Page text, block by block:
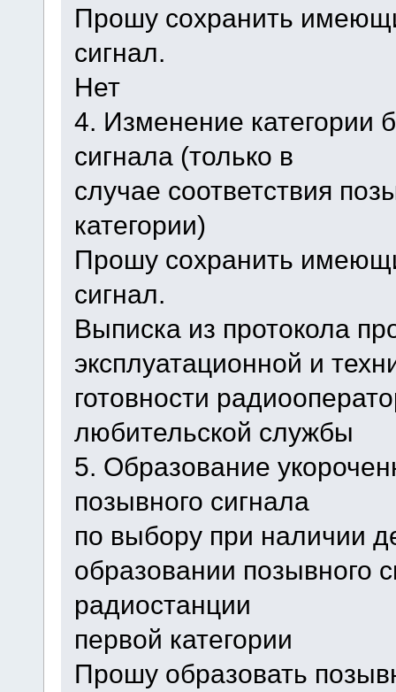
Прошу сохранить
сигнал.
Нет
4. Изменение категории
сигнала (только в
случае соответствия
категории)
Прошу сохранить
сигнал.
Выписка из протокола
эксплуатационной и
готовности
любительской службы
5. Образование
позывного сигнала
по выбору при наличии
образовании позывного
радиостанции
первой категории
Прошу образовать